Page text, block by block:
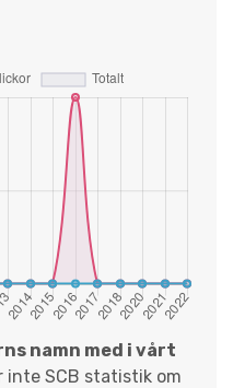
namn med i vårt
inte SCB statistik om